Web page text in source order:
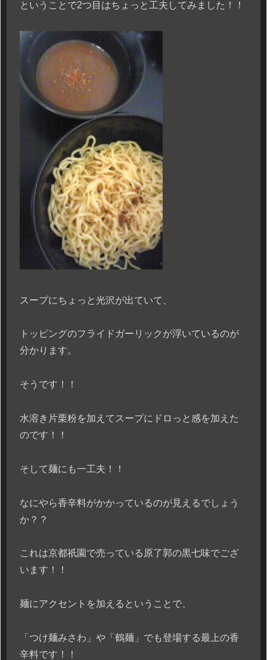
ということで2つ目はちょっと工夫してみました！！
スープにちょっと光沢が出ていて、
トッピングのフライドガーリックが浮いているのが
分かります。
そうです！！
水溶き片栗粉を加えてスープにドロっと感を加えた
のです！！
そして麺にも一工夫！！
なにやら香辛料がかかっているのが見えるでしょう
か？？
これは京都祇園で売っている原了郭の黒七味でござ
います！！
麺にアクセントを加えるということで、
「つけ麺みさわ」や「鶴麺」でも登場する最上の香
辛料です！！